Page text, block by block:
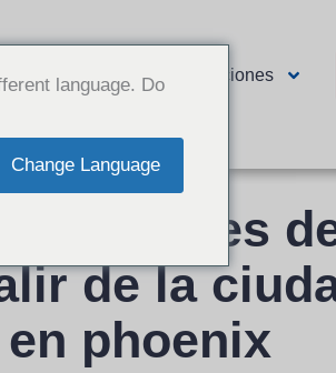
qué Cash Time? Ubicaciones
de la
phoenix
language. Do
Change Language